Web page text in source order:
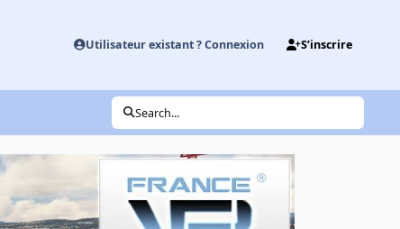
Utilisateur existant ? Connexion S’inscrire
Search...